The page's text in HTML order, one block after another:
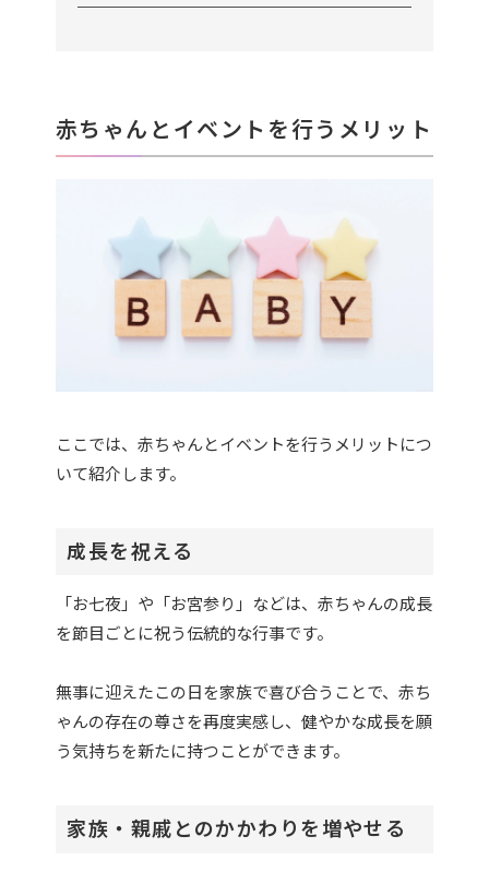
赤ちゃんとイベントを行うメリット
ここでは、赤ちゃんとイベントを行うメリットにつ
いて紹介します。
成長を祝える
「お七夜」や「お宮参り」などは、赤ちゃんの成長
を節目ごとに祝う伝統的な行事です。
無事に迎えたこの日を家族で喜び合うことで、赤ち
ゃんの存在の尊さを再度実感し、健やかな成長を願
う気持ちを新たに持つことができます。
家族・親戚とのかかわりを増やせる